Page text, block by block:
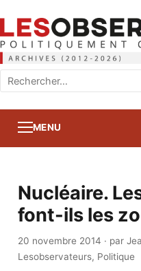
Rechercher
:
MENU
Nucléaire.
font-ils les
20 novembre 2014 · par
Lesobservateurs, Politique